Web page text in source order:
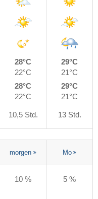
28°C
22°C
29°C
21°C
28°C
22°C
29°C
21°C
10,5 Std. 13 Std.
morgen Mo
10 % 5 %